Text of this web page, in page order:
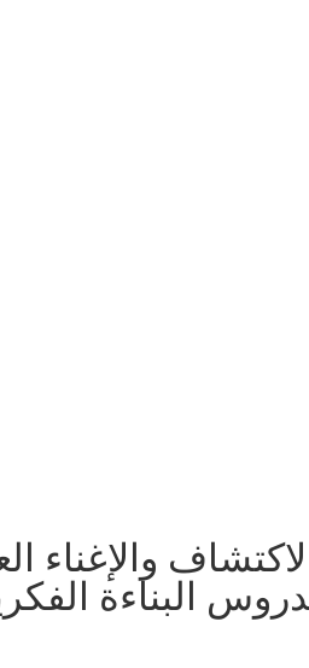
والإغناء
البناءة